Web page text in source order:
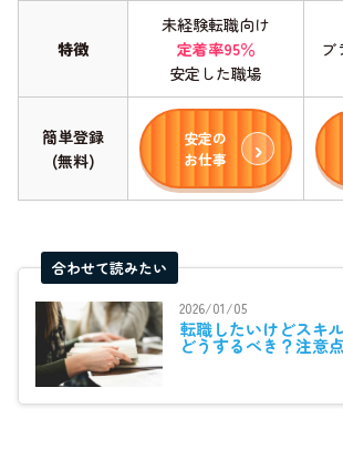
特徴
未経験転職向け
定着率95％
安定した職場
ブ
簡単登録
(無料)
安定の
お仕事
合わせて読みたい
2026/01/05
転職したいけどスキ
どうするべき？注意